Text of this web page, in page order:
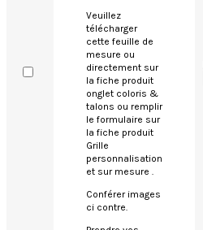
Veuillez
télécharger
cette feuille de
mesure ou
directement sur
la fiche produit
onglet coloris &
talons ou remplir
le formulaire sur
la fiche produit
Grille
personnalisation
et sur mesure .
Conférer images
ci contre.